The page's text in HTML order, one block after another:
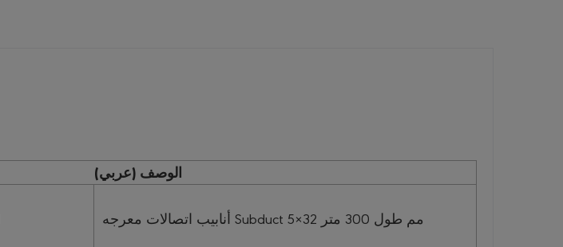
الوصف (عربي)
أنابيب اتصالات معرجه Subduct 5×32 مم طول 300 متر